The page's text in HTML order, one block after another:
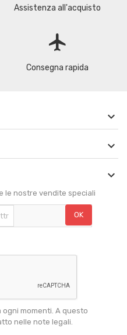
Assistenza all'acquisto
flight
Consegna rapida



le nostre vendite speciali
momenti. A questo
nelle note legali.